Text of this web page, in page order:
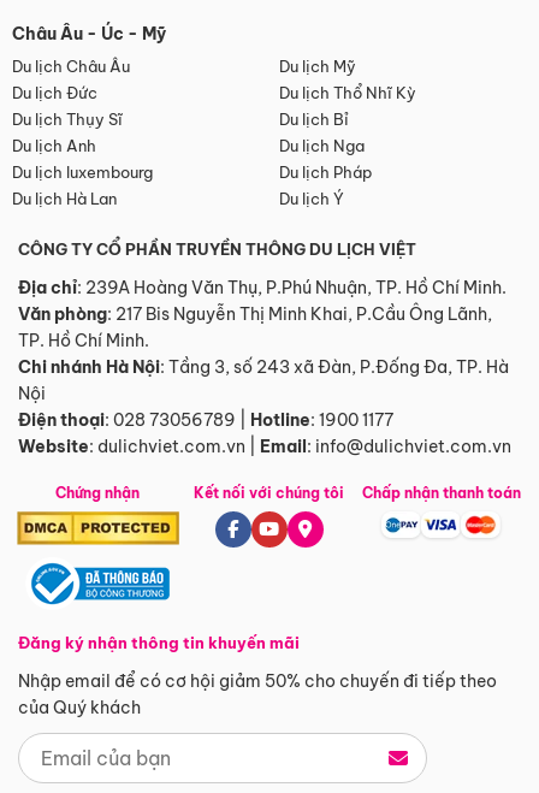
Châu Âu - Úc - Mỹ
Du lịch Châu Âu
Du lịch Mỹ
Du lịch Đức
Du lịch Thổ Nhĩ Kỳ
Du lịch Thụy Sĩ
Du lịch Bỉ
Du lịch Anh
Du lịch Nga
Du lịch luxembourg
Du lịch Pháp
Du lịch Hà Lan
Du lịch Ý
CÔNG TY CỔ PHẦN TRUYỀN THÔNG DU LỊCH VIỆT
Địa chỉ: 239A Hoàng Văn Thụ, P.Phú Nhuận, TP. Hồ Chí Minh.
Văn phòng: 217 Bis Nguyễn Thị Minh Khai, P.Cầu Ông Lãnh,
TP. Hồ Chí Minh.
Chi nhánh Hà Nội: Tầng 3, số 243 xã Đàn, P.Đống Đa, TP. Hà
Nội
Điện thoại: 028 73056789 Hotline: 1900 1177
Website: dulichviet.com.vn Email: info@dulichviet.com.vn
Chứng nhận
Đăng ký nhận thông tin khuyến mãi
Nhập email để có cơ hội giảm 50% cho chuyến đi tiếp theo
của Quý khách
Kết nối với chúng tôi Chấp nhận thanh toán